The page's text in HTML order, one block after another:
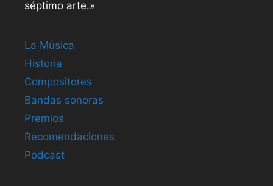
séptimo arte.»
La Música
Historia
Compositores
Bandas sonoras
Premios
Recomendaciones
Podcast